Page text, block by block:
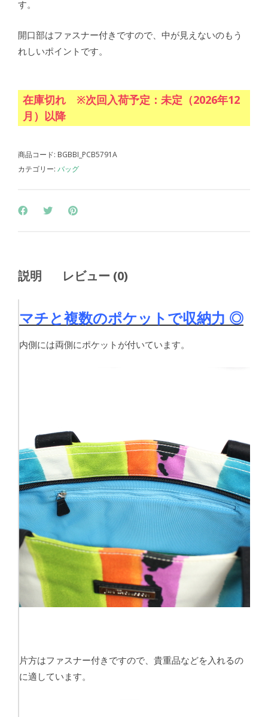
た。
す。
す。
開口部はファスナー付きですので、中が見えないのもう
れしいポイントです。
在庫切れ ※次回入荷予定：未定（2026年12
月）以降
商品コード: BGBBI_PCB5791A
カテゴリー: バッグ
説明 レビュー (0)
マチと複数のポケットで収納力 ◎
内側には両側にポケットが付いています。
片方はファスナー付きですので、貴重品などを入れるの
に適しています。